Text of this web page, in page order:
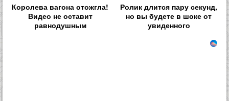
Королева вагона отожгла!
Видео не оставит
равнодушным
Ролик длится пару секунд,
но вы будете в шоке от
увиденного